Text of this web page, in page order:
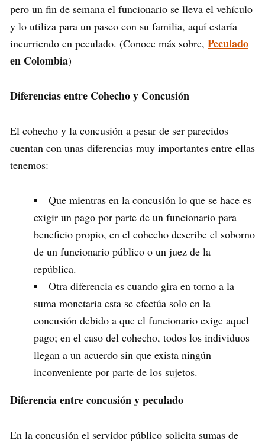
pero un fin de semana el funcionario se lleva el vehículo
y lo utiliza para un paseo con su familia, aquí estaría
incurriendo en peculado. (Conoce más sobre, Peculado
en Colombia)
Diferencias entre Cohecho y Concusión
El cohecho y la concusión a pesar de ser parecidos
cuentan con unas diferencias muy importantes entre ellas
tenemos:
Que mientras en la concusión lo que se hace es
exigir un pago por parte de un funcionario para
beneficio propio, en el cohecho describe el soborno
de un funcionario público o un juez de la
república.
Otra diferencia es cuando gira en torno a la
suma monetaria esta se efectúa solo en la
concusión debido a que el funcionario exige aquel
pago; en el caso del cohecho, todos los individuos
llegan a un acuerdo sin que exista ningún
inconveniente por parte de los sujetos.
Diferencia entre concusión y peculado
En la concusión el servidor público solicita sumas de